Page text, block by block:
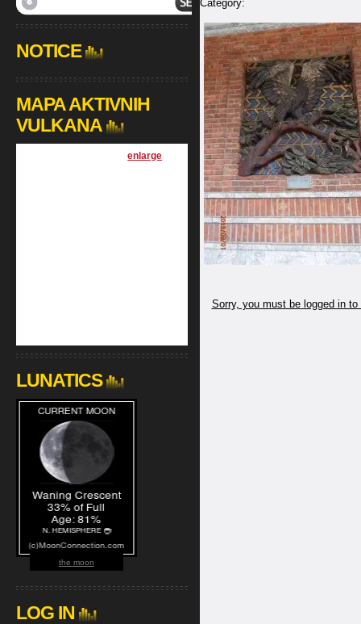
Category:
Sorry, you must be logged in
NOTICE
MAPA AKTIVNIH
VULKANA
[enlarge
LUNATICS
the moon
LOG IN